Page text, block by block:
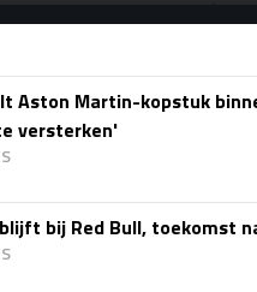
Aston Martin-kopstuk
versterken'
bij Red Bull, toekomst